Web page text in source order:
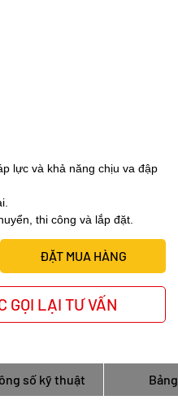
lực và khả năng chịu va đập
thi công và lắp đặt.
ĐẶT MUA HÀNG
GỌI LẠI TƯ VẤN
số kỹ thuật